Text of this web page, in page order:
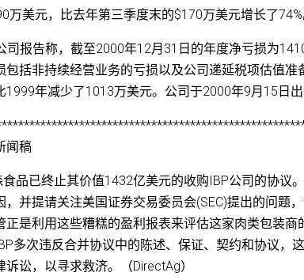
万美元，比去年第三季度末的$170万美元增长了74%
司报告称，截至2000年12月31日的年度净亏损为
包括非持续经营业务的亏损以及公司递延税项估值
1999年减少了1013万美元。公司于2000年9月15日
闻稿
食品已终止其价值1432亿美元的收购IBP公司的协议
，并提请关注美国证券交易委员会(SEC)提出的问题
正是利用这些糟糕的盈利报表来评估这家肉类包装
多次违反合并协议中的陈述、保证、契约和协议，
诉讼，以寻求救济。（DirectAg）